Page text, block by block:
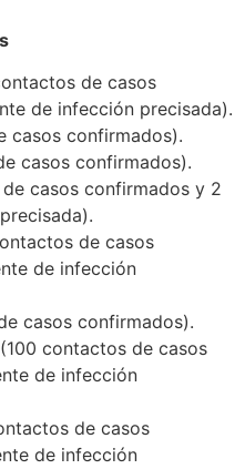
de casos
de infección precisada).
casos confirmados).
casos confirmados).
casos confirmados y 2
de casos
de infección
casos confirmados).
contactos de casos
de infección
de casos
de infección